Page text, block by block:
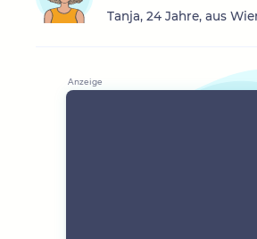
Tanja, 24 Jahre, aus